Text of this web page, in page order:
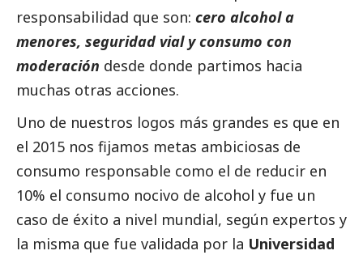
responsabilidad que son: cero alcohol a
menores, seguridad vial y consumo con
moderación desde donde partimos hacia
muchas otras acciones.
Uno de nuestros logos más grandes es que en
el 2015 nos fijamos metas ambiciosas de
consumo responsable como el de reducir en
10% el consumo nocivo de alcohol y fue un
caso de éxito a nivel mundial, según expertos y
la misma que fue validada por la Universidad